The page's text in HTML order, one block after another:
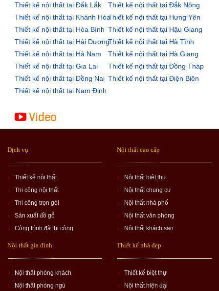
Thiết kế nội thất tại Đắk Lắk
Thiết kế nội thất tại Đắk Nông
Thiết kế nội thất tại Khánh HòaThiết kế nội thất tại Hưng Yên
Thiết kế nội thất tại Hòa Bình Thiết kế nội thất tại Hậu Giang
Thiết kế nội thất tại Hải DươngThiết kế nội thất tại Hà Tĩnh
Thiết kế nội thất tại Hà Nam
Thiết kế nội thất tại Hà Giang
Thiết kế nội thất tại Gia Lai
Thiết kế nội thất tại Đồng Tháp
Thiết kế nội thất tại Đồng Nai Thiết kế nội thất tại Điện Biên
Thiết kế nội thất tại Nam Định
Video
Dịch vụ
Thiết kế nội thất
Thi công nội thất
Thi công trọn gói
Sản xuất đồ gỗ
Công trình đã thi công
Nội thất cao cấp
Nội thất biệt thự
Nội thất chung cư
Nội thất nhà phố
Nội thất văn phòng
Nội thất khách sạn
Nội thất gia đình
Nội thất phòng khách
Nội thất phòng ngủ
Thiết kế nhà đẹp
Thiết kế biệt thự
Nội thất hiện đại